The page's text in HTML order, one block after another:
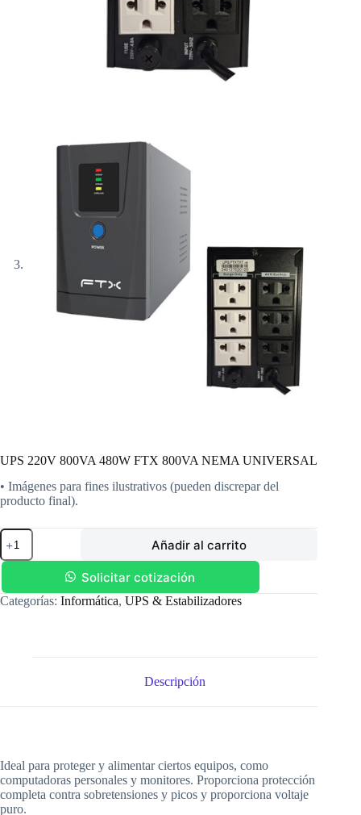
UPS 220V 800VA 480W FTX 800VA NEMA UNIVERSAL
• Imágenes para fines ilustrativos (pueden discrepar del
producto final).
UPS
220V
800VA
FTX
800VA
Añadir al carrito
Solicitar cotización
Categorías: Informática, UPS & Estabilizadores
Descripción
Ideal para proteger y alimentar ciertos equipos, como
computadoras personales y monitores. Proporciona protección
completa contra sobretensiones y picos y proporciona voltaje
puro.